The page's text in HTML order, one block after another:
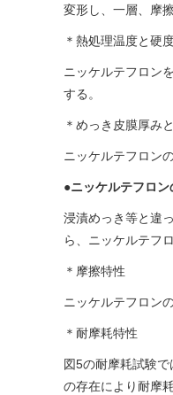
変形し、一層、摩
＊熱処理温度と硬
ニッケルテフロン
する。
＊めっき皮膜厚み
ニッケルテフロン
●ニッケルテフロン
浸漬めっき等と違
ら、ニッケルテフ
＊摩擦特性
ニッケルテフロン
＊耐摩耗特性
図5の耐摩耗試験
の存在により耐摩